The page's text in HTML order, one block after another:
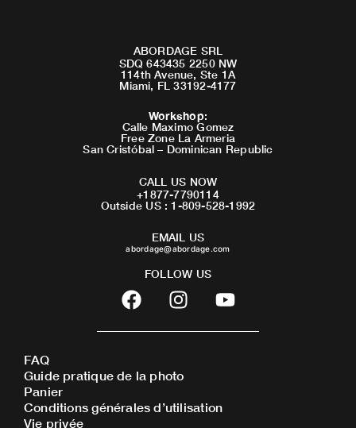
ABORDAGE SRL
SDQ 643435 2250 NW
114th Avenue, Ste 1A
Miami, FL 33192-4177
Workshop:
Calle Maximo Gomez
Free Zone La Armeria
San Cristóbal – Dominican Republic
CALL US NOW
+1877-7790114
Outside US : 1-809-528-1992
EMAIL US
abordage@abordage.com
FOLLOW US
F
a
c
b
o
o
I
n
s
a
g
r
Y
o
u
FAQ
Guide pratique de la photo
Panier
Conditions générales d’utilisation
Vie privée